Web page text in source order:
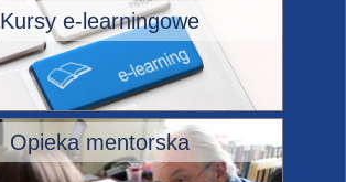
Kursy e-learningowe
Opieka mentorska